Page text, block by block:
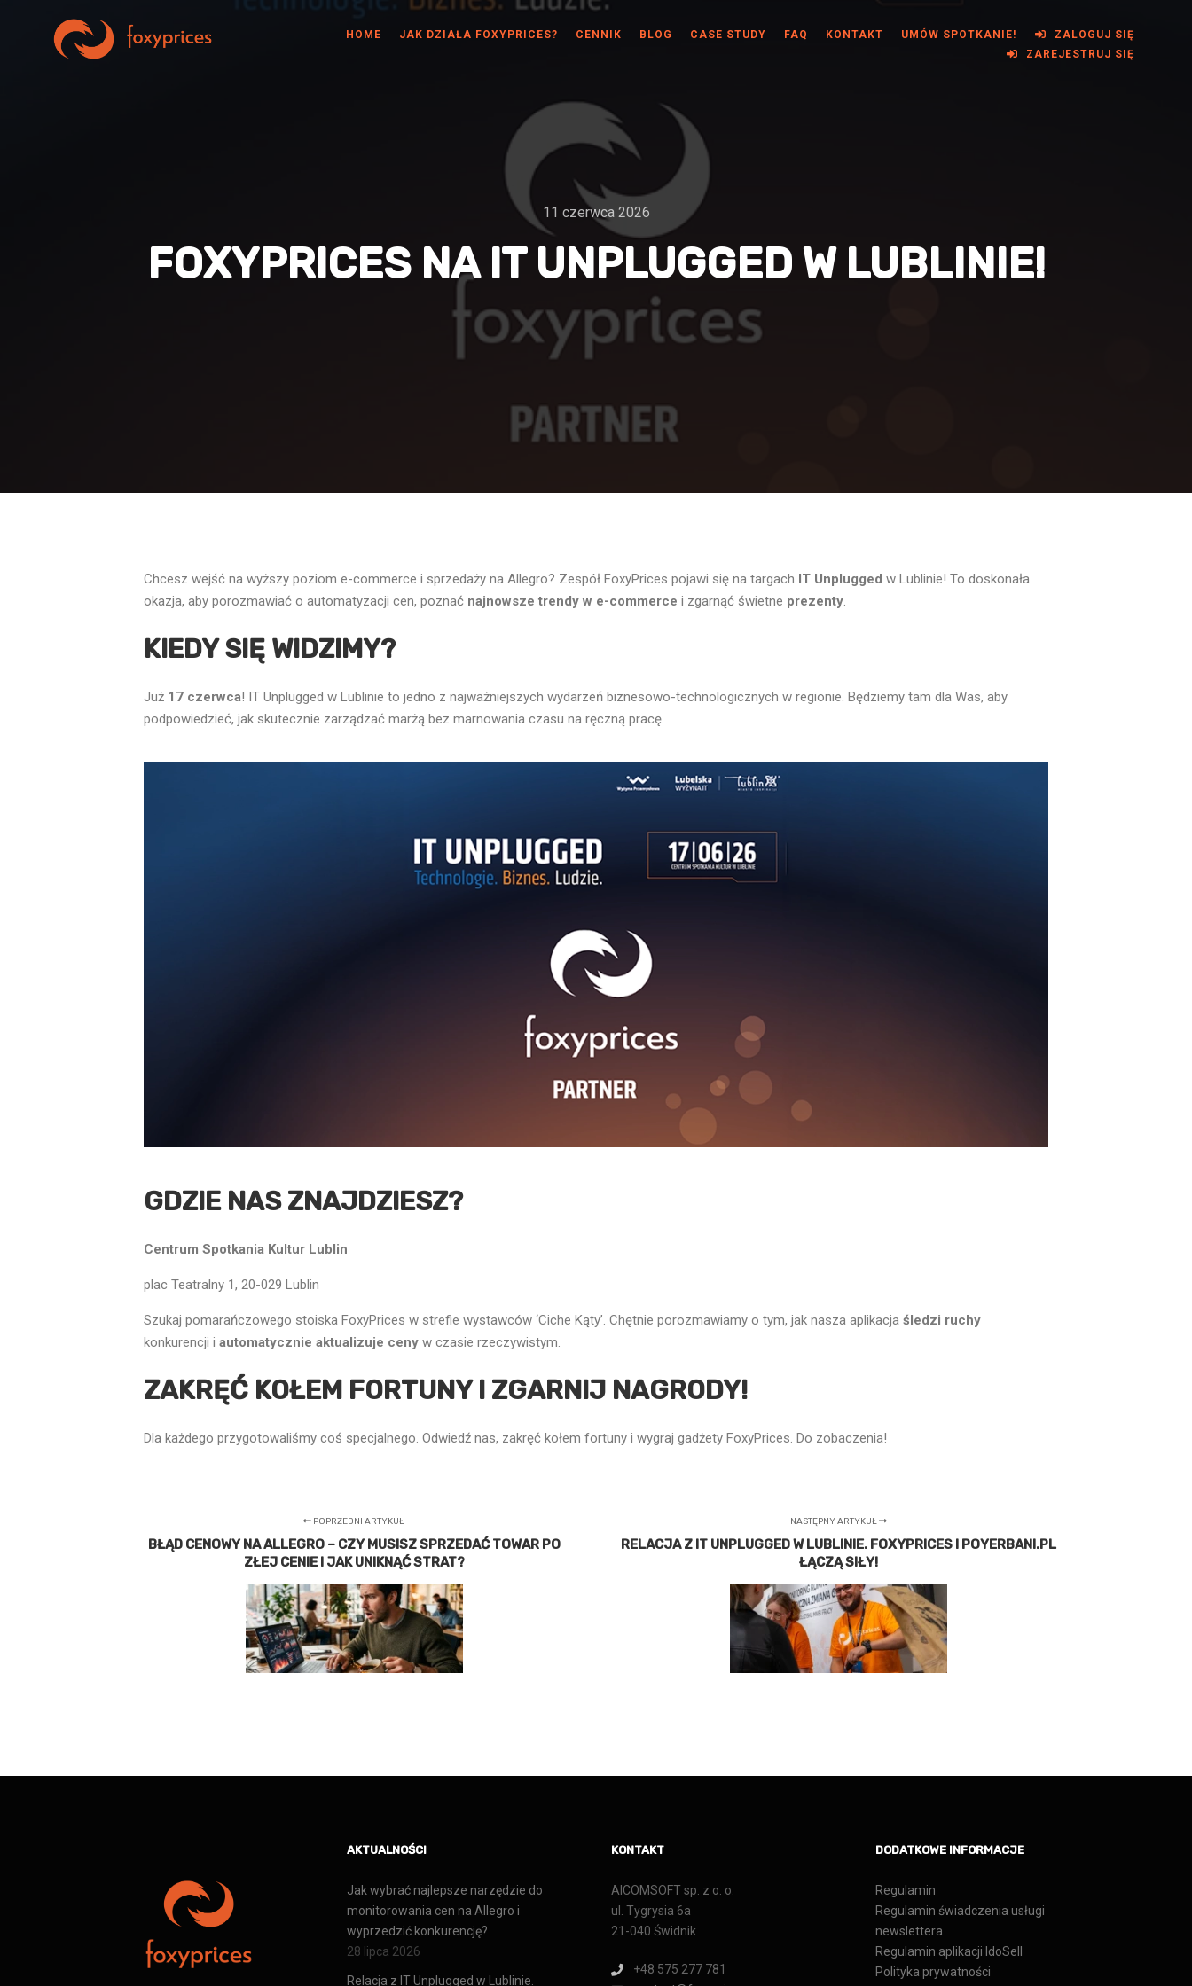
HOME JAK DZIAŁA FOXYPRICES? CENNIK BLOG CASE STUDY FAQ KONTAKT UMÓW SPOTKANIE!
ZALOGUJ SIĘ
ZAREJESTRUJ SIĘ
11 czerwca 2026
FOXYPRICES NA IT UNPLUGGED W LUBLINIE!
Chcesz wejść na wyższy poziom e-commerce i sprzedaży na Allegro? Zespół FoxyPrices pojawi się na targach IT Unplugged w Lublinie! To doskonała
okazja, aby porozmawiać o automatyzacji cen, poznać najnowsze trendy w e-commerce i zgarnąć świetne prezenty.
KIEDY SIĘ WIDZIMY?
Już 17 czerwca! IT Unplugged w Lublinie to jedno z najważniejszych wydarzeń biznesowo-technologicznych w regionie. Będziemy tam dla Was, aby
podpowiedzieć, jak skutecznie zarządzać marżą bez marnowania czasu na ręczną pracę.
GDZIE NAS ZNAJDZIESZ?
Centrum Spotkania Kultur Lublin
plac Teatralny 1, 20-029 Lublin
Szukaj pomarańczowego stoiska FoxyPrices w strefie wystawców ‘Ciche Kąty’. Chętnie porozmawiamy o tym, jak nasza aplikacja śledzi ruchy
konkurencji i automatycznie aktualizuje ceny w czasie rzeczywistym.
ZAKRĘĆ KOŁEM FORTUNY I ZGARNIJ NAGRODY!
Dla każdego przygotowaliśmy coś specjalnego. Odwiedź nas, zakręć kołem fortuny i wygraj gadżety FoxyPrices. Do zobaczenia!
POPRZEDNI ARTYKUŁ
BŁĄD CENOWY NA ALLEGRO – CZY MUSISZ SPRZEDAĆ TOWAR PO
ZŁEJ CENIE I JAK UNIKNĄĆ STRAT?
NASTĘPNY ARTYKUŁ
RELACJA Z IT UNPLUGGED W LUBLINIE. FOXYPRICES I POYERBANI.PL
ŁĄCZĄ SIŁY!
AKTUALNOŚCI
Jak wybrać najlepsze narzędzie do
monitorowania cen na Allegro i
wyprzedzić konkurencję?
28 lipca 2026
Relacja z IT Unplugged w Lublinie.
KONTAKT
AICOMSOFT sp. z o. o.
ul. Tygrysia 6a
21-040 Świdnik
+48 575 277 781
DODATKOWE INFORMACJE
Regulamin
Regulamin świadczenia usługi
newslettera
Regulamin aplikacji IdoSell
Polityka prywatności